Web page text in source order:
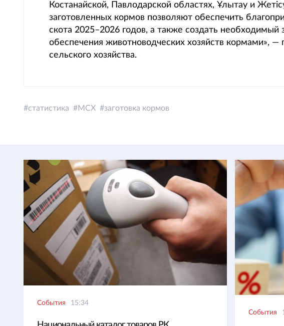
Костанайской, Павлодарской областях, Ұлытау и
заготовленных кормов позволяют обеспечить
скота 2025–2026 годов, а также создать необходимый
обеспечения животноводческих хозяйств кормами», —
сельского хозяйства.
статистика МСХ заготовка кормов
События 15:34
События